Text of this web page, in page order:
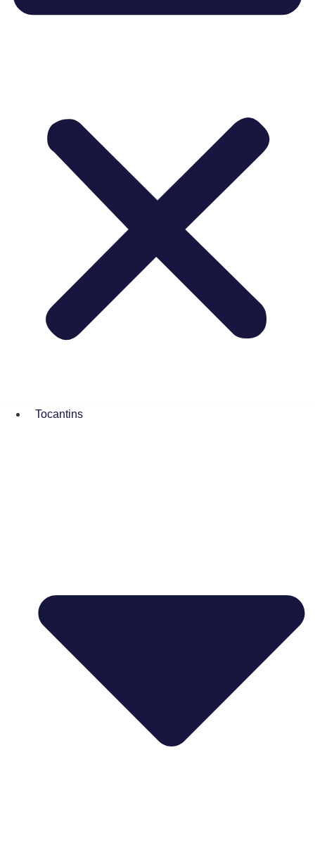
Tocantins